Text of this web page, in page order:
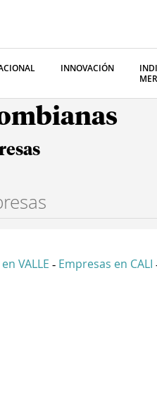
INNOVACIÓN
VALLE - Empresas en CALI